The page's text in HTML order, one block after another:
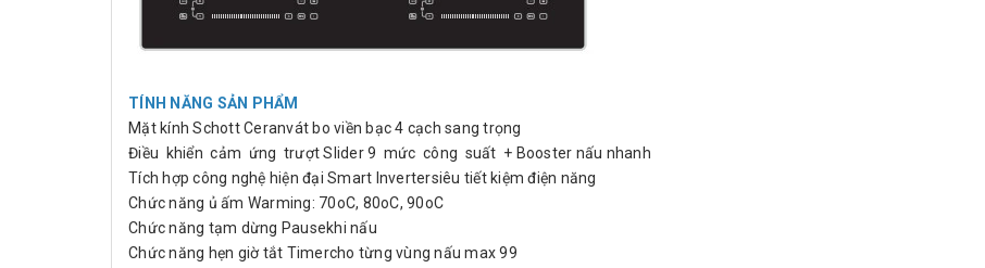
TÍNH NĂNG SẢN PHẨM
Mặt kính Schott Ceranvát bo viền bạc 4 cạch sang trọng
Điều khiển cảm ứng trượt Slider 9 mức công suất + Booster nấu nhanh
Tích hợp công nghệ hiện đại Smart Invertersiêu tiết kiệm điện năng
Chức năng ủ ấm Warming: 70oC, 80oC, 90oC
Chức năng tạm dừng Pausekhi nấu
Chức năng hẹn giờ tắt Timercho từng vùng nấu max 99